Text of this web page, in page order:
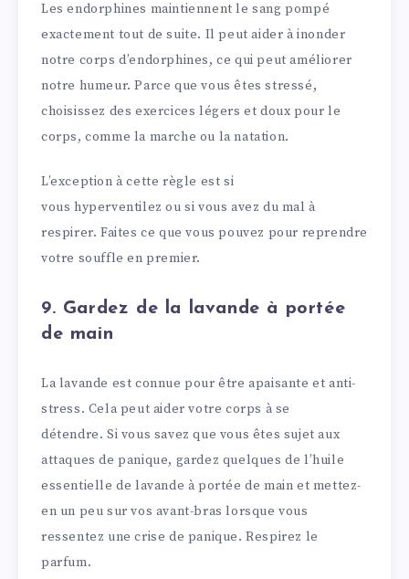
Les endorphines maintiennent le sang pompé
exactement tout de suite. Il peut aider à inonder
notre corps d’endorphines, ce qui peut améliorer
notre humeur. Parce que vous êtes stressé,
choisissez des exercices légers et doux pour le
corps, comme la marche ou la natation.
L’exception à cette règle est si
vous hyperventilez ou si vous avez du mal à
respirer. Faites ce que vous pouvez pour reprendre
votre souffle en premier.
9. Gardez de la lavande à portée
de main
La lavande est connue pour être apaisante et anti-
stress. Cela peut aider votre corps à se
détendre. Si vous savez que vous êtes sujet aux
attaques de panique, gardez quelques de l’huile
essentielle de lavande à portée de main et mettez-
en un peu sur vos avant-bras lorsque vous
ressentez une crise de panique. Respirez le
parfum.